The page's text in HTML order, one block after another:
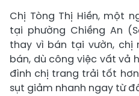
Chị Tòng Thị Hiền, một
tại phường Chiềng An
thay vì bán tại vườn,
bán, dù công việc vất vả
đình chị trang trải tốt
sụt giảm nhanh ngay từ